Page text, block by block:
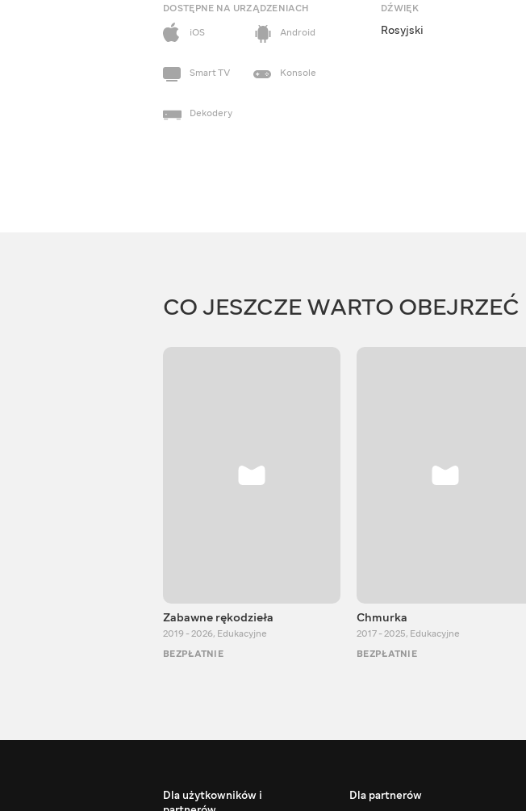
DOSTĘPNE NA URZĄDZENIACH
iOS
Android
Smart TV Konsole
Dekodery
DŹWIĘK
Rosyjski
CO JESZCZE WARTO OBEJRZEĆ
Zabawne rękodzieła
2019 - 2026, Edukacyjne
BEZPŁATNIE
Chmurka
2017 - 2025, Edukacyjne
BEZPŁATNIE
Dla użytkowników i
Dla partnerów